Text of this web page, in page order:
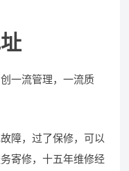
一流管理，一流质
障，过了保修，可以
寄修，十五年维修经